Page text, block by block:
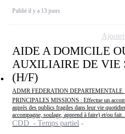
Publié il y a 13 jours
AIDE A DOMICILE
AUXILIAIRE DE VIE
(H/F)
ADMR FEDERATION DEPARTEMENTALE
PRINCIPALES MISSIONS : Effectue un
auprès des publics fragiles dans leur vie
accompagne, soulage, apprend à faire) et/ou fait...
CDD - Temps partiel